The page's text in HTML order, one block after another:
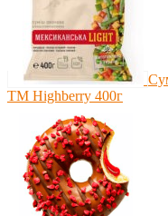
TM Highberry 400г